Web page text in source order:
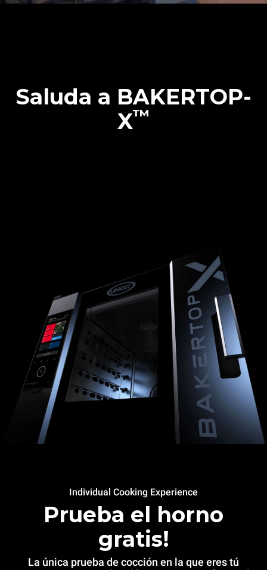
Saluda a BAKERTOP-
X™
Individual Cooking Experience
Prueba el horno
gratis!
La única prueba de cocción en la que eres tú